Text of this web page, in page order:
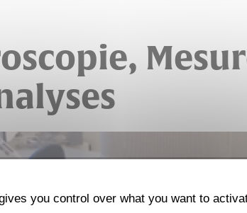
you control over what you want to